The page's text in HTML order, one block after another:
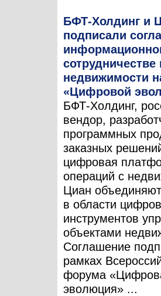
БФТ-Холдинг и
подписали
недвижимости
«Цифровой
БФТ-Холдинг,
вендор,
программных
заказных
цифровая
операций с
Циан объединяют
в области
инструментов
объектами
Соглашение
рамках
форума
эволюция» ...